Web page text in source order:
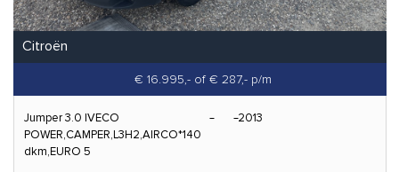
Citroën
€ 16.995,- of € 287,- p/m
Jumper 3.0 IVECO
POWER,CAMPER,L3H2,AIRCO*140
dkm,EURO 5
2013